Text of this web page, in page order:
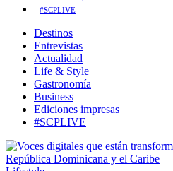
#SCPLIVE
Destinos
Entrevistas
Actualidad
Life & Style
Gastronomía
Business
Ediciones impresas
#SCPLIVE